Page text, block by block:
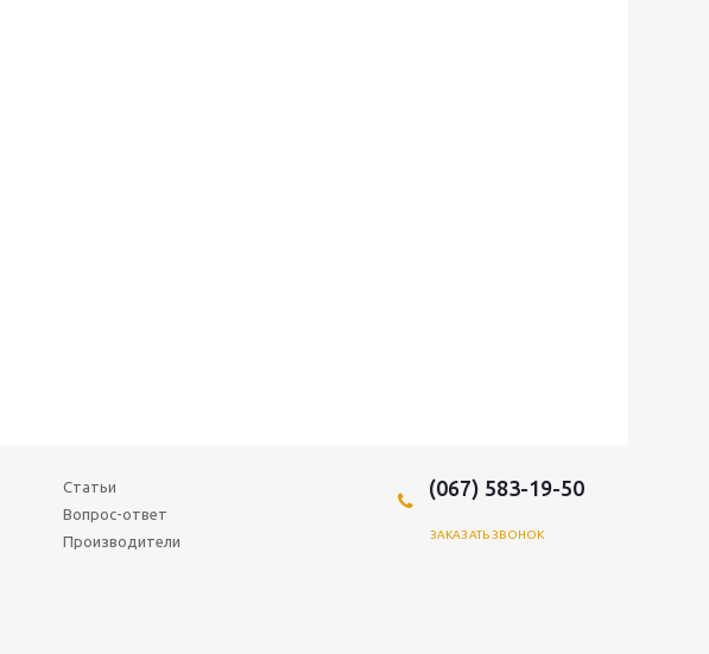
Статьи
Вопрос-ответ
Производители
(067) 583-19-50
ЗАКАЗАТЬ ЗВОНОК